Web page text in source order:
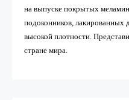
на выпуске покрытых
подоконников, лакированных
высокой плотности.
стране мира.